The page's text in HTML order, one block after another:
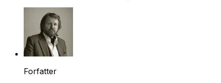
Forfatter